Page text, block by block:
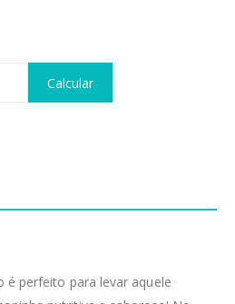
Calcular
é perfeito para levar aquele